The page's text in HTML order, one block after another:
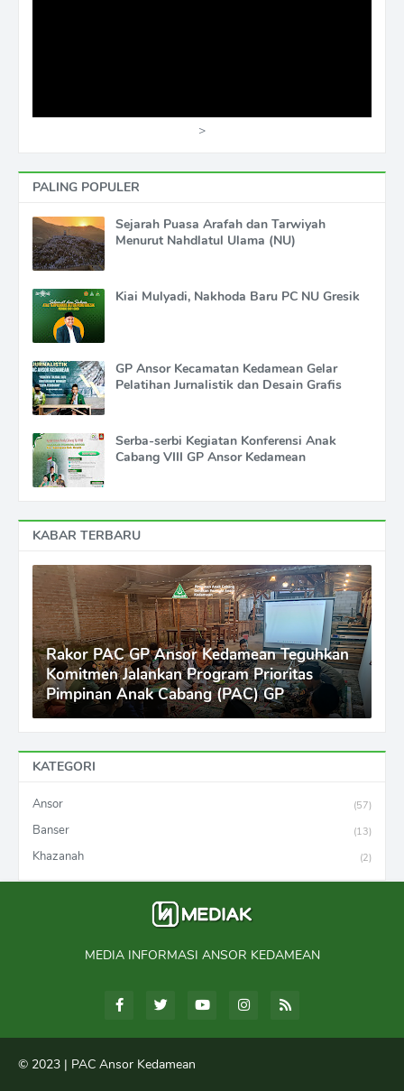
>
PALING POPULER
Sejarah Puasa Arafah dan Tarwiyah
Menurut Nahdlatul Ulama (NU)
Kiai Mulyadi, Nakhoda Baru PC NU Gresik
GP Ansor Kecamatan Kedamean Gelar
Pelatihan Jurnalistik dan Desain Grafis
Serba-serbi Kegiatan Konferensi Anak
Cabang VIII GP Ansor Kedamean
KABAR TERBARU
Rakor PAC GP Ansor Kedamean Teguhkan
Komitmen Jalankan Program Prioritas
Pimpinan Anak Cabang (PAC) GP
KATEGORI
Ansor (57)
Banser (13)
Khazanah (2)
MEDIA INFORMASI ANSOR KEDAMEAN
© 2023 | PAC Ansor Kedamean